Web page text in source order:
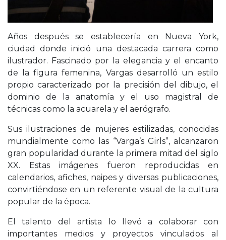
Años después se establecería en Nueva York,
ciudad donde inició una destacada carrera como
ilustrador. Fascinado por la elegancia y el encanto
de la figura femenina, Vargas desarrolló un estilo
propio caracterizado por la precisión del dibujo, el
dominio de la anatomía y el uso magistral de
técnicas como la acuarela y el aerógrafo.
Sus ilustraciones de mujeres estilizadas, conocidas
mundialmente como las “Varga’s Girls”, alcanzaron
gran popularidad durante la primera mitad del siglo
XX. Estas imágenes fueron reproducidas en
calendarios, afiches, naipes y diversas publicaciones,
convirtiéndose en un referente visual de la cultura
popular de la época.
El talento del artista lo llevó a colaborar con
importantes medios y proyectos vinculados al